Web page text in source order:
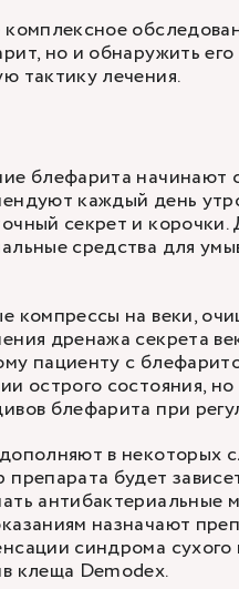
комплексное
но и обнаружить
тактику лечения.
блефарита начинают
каждый день
секрет и
средства для
компрессы на веки,
дренажа секрета
пациенту с
острого состояния,
блефарита при
в некоторых
препарата будет
антибактериальные
назначают
синдрома сухого
клеща Demodex.